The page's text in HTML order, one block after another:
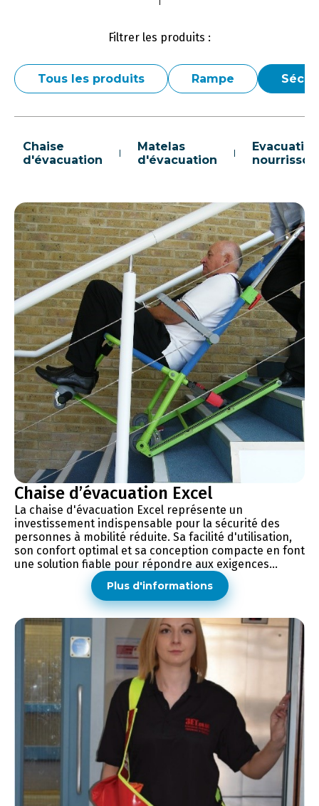
Filtrer les produits :
Tous les produits Rampe
Chaise
d'évacuation
Matelas
d'évacuation
Evacuation
nourrisson
Chaise d’évacuation Excel
La chaise d'évacuation Excel représente un
investissement indispensable pour la sécurité des
personnes à mobilité réduite. Sa facilité d'utilisation,
son confort optimal et sa conception compacte en font
une solution fiable pour répondre aux exigences...
Plus d'informations